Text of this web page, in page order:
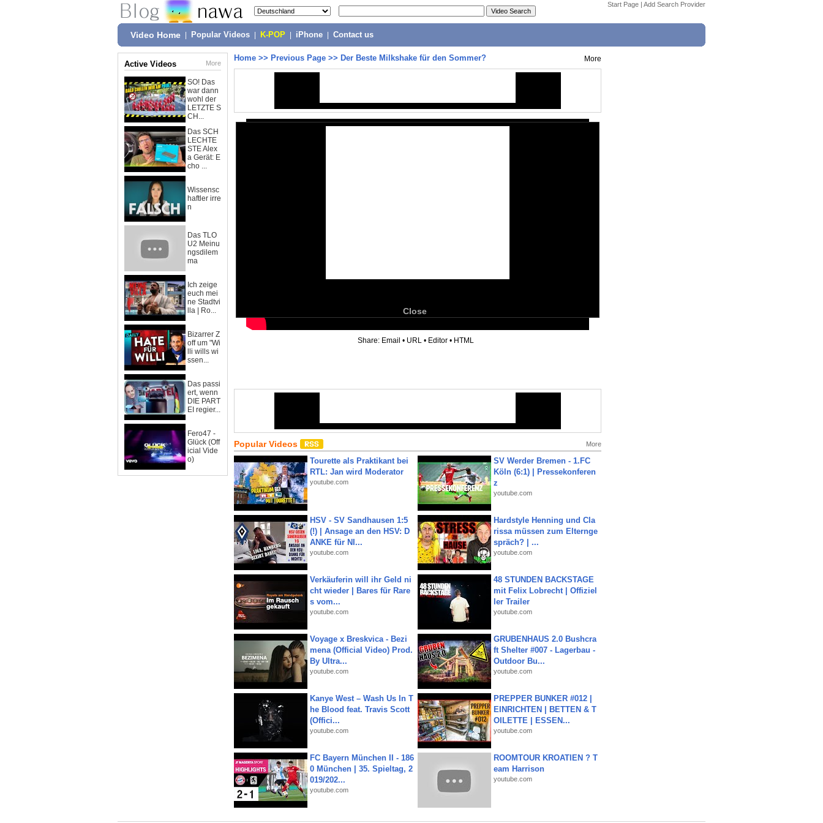
Start Page | Add Search Provider
Video Home Popular Videos K-POP iPhone Contact us
Active Videos More
SO! Das
war dann
wohl der
LETZTE S
CH...
Das SCH
LECHTE
STE Alex
a Gerät: E
cho ...
Wissensc
haftler irre
n
Das TLO
U2 Meinu
ngsdilem
ma
Ich zeige
euch mei
ne Stadtvi
lla | Ro...
Bizarrer Z
off um "Wi
lli wills wi
ssen...
Das passi
ert, wenn
DIE PART
EI regier...
Fero47 -
Glück (Off
icial Vide
o)
Home >> Previous Page >> Der Beste Milkshake für den Sommer? More
Close
Share: Email • URL • Editor • HTML
Popular Videos More
Tourette als Praktikant bei
RTL: Jan wird Moderator
youtube.com
SV Werder Bremen - 1.FC
Köln (6:1) | Pressekonferen
z
youtube.com
HSV - SV Sandhausen 1:5
(!) | Ansage an den HSV: D
ANKE für NI...
youtube.com
Hardstyle Henning und Cla
rissa müssen zum Elternge
spräch? | ...
youtube.com
Verkäuferin will ihr Geld ni
cht wieder | Bares für Rare
s vom...
youtube.com
48 STUNDEN BACKSTAGE
mit Felix Lobrecht | Offiziel
ler Trailer
youtube.com
Voyage x Breskvica - Bezi
mena (Official Video) Prod.
By Ultra...
youtube.com
GRUBENHAUS 2.0 Bushcra
ft Shelter #007 - Lagerbau -
Outdoor Bu...
youtube.com
Kanye West – Wash Us In T
he Blood feat. Travis Scott
(Offici...
youtube.com
PREPPER BUNKER #012 |
EINRICHTEN | BETTEN & T
OILETTE | ESSEN...
youtube.com
FC Bayern München II - 186
0 München | 35. Spieltag, 2
019/202...
youtube.com
ROOMTOUR KROATIEN ? T
eam Harrison
youtube.com